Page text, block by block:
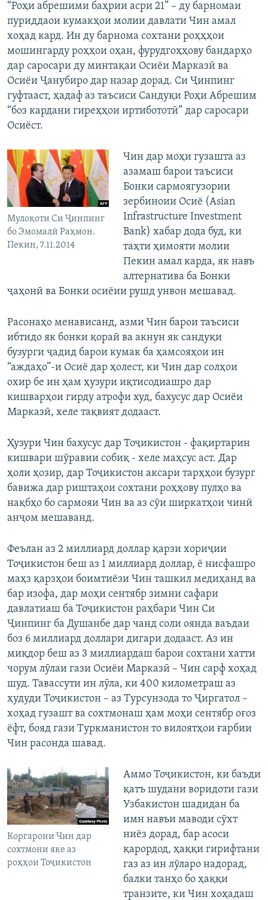
“Роҳи абрешими баҳрии асри 21” – ду барномаи
пуриддаои кумакҳои молии давлати Чин амал
хоҳад кард. Ин ду барнома сохтани роҳҳҳои
мошингарду роҳҳои оҳан, фурудгоҳҳову бандарҳо
дар саросари ду минтақаи Осиёи Марказӣ ва
Осиёи Ҷанубиро дар назар дорад. Си Ҷинпинг
гуфтааст, ҳадаф аз таъсиси Сандуқи Роҳи Абрешим
“боз кардани гиреҳҳои иртибототӣ” дар саросари
Осиёст.
Мулоқоти Си Ҷинпинг
бо Эмомалӣ Раҳмон.
Пекин, 7.11.2014
Чин дар моҳи гузашта аз
азамаш барои таъсиси
Бонки сармоягузории
зербиноии Осиё (Asian
Infrastructure Investment
Bank) хабар дода буд, ки
таҳти ҳимояти молии
Пекин амал карда, як навъ
алтернатива ба Бонки
ҷаҳонӣ ва Бонки осиёии рушд унвон мешавад.
Расонаҳо менависанд, азми Чин барои таъсиси
ибтидо як бонки қораӣ ва акнун як сандуқи
бузурги ҷадид барои кумак ба ҳамсояҳои ин
“аждаҳо”-и Осиё дар ҳолест, ки Чин дар солҳои
охир бе ин ҳам ҳузури иқтисодиашро дар
кишварҳои гирду атрофи худ, бахусус дар Осиёи
Марказӣ, хеле тақвият додааст.
Ҳузури Чин бахусус дар Тоҷикистон - фақиртарин
кишвари шӯравии собиқ - хеле маҳсус аст. Дар
ҳоли ҳозир, дар Тоҷикистон аксари тарҳҳои бузург
бавижа дар риштаҳои сохтани роҳҳову пулҳо ва
нақбҳо бо сармояи Чин ва аз сӯи ширкатҳои чинӣ
анҷом мешаванд.
Феълан аз 2 миллиард доллар қарзи хориҷии
Тоҷикистон беш аз 1 миллиард доллар, ё нисфашро
маҳз қарзҳои боимтиёзи Чин ташкил медиҳанд ва
бар изофа, дар моҳи сентябр зимни сафари
давлатиаш ба Тоҷикистон раҳбари Чин Си
Ҷинпинг ба Душанбе дар чанд соли оянда ваъдаи
боз 6 миллиард доллари дигари додааст. Аз ин
миқдор беш аз 3 миллиардаш барои сохтани хатти
чорум лӯлаи гази Осиёи Марказӣ – Чин сарф хоҳад
шуд. Тавассути ин лӯла, ки 400 километраш аз
ҳудуди Тоҷикистон – аз Турсунзода то Ҷиргатол –
хоҳад гузашт ва сохтмонаш ҳам моҳи сентябр оғоз
ёфт, бояд гази Туркманистон то вилоятҳои ғарбии
Чин расонда шавад.
Коргарони Чин дар
сохтмони яке аз
роҳҳои Тоҷикистон
Аммо Тоҷикистон, ки баъди
қатъ шудани воридоти гази
Узбакистон шадидан ба
имн навъи маводи сӯхт
ниёз дорад, бар асоси
қарордод, ҳаққи гирифтани
газ аз ин лӯларо надорад,
балки танҳо бо ҳаққи
транзите, ки Чин хоҳадаш